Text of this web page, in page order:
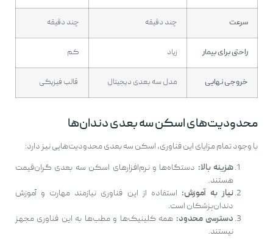
سرعت چند دقیقه چند دقیقه
راحتی برای بیمار زیاد کم
خروجی نهایی مدل سه بعدی دیجیتال قالب فیزیکی
محدودیت‌های اسکن سه بعدی دندان‌ها
با وجود تمام مزایای این فناوری، اسکن سه بعدی محدودیت‌هایی نیز دارد:
هزینه بالا: دستگاه‌ها و نرم‌افزارهای اسکن سه بعدی گران‌قیمت
هستند.
نیاز به آموزش: استفاده از این فناوری نیازمند مهارت و آموزش
دندان‌پزشکان است.
دسترسی محدود: همه کلینیک‌ها و مطب‌ها به این فناوری مجهز
نیستند.